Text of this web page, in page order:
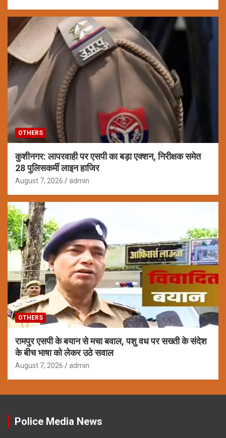
OTHERS
कुशीनगर: लापरवाही पर एसपी का बड़ा एक्शन, निरीक्षक समेत
28 पुलिसकर्मी लाइन हाजिर
August 7, 2026 admin
OTHERS
रामपुर एसपी के बयान से मचा बवाल, पशु वध पर सख्ती के संदेश
के बीच भाषा को लेकर उठे सवाल
August 7, 2026 admin
Police Media News